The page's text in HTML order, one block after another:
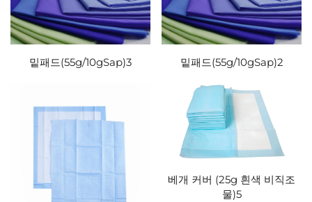
밑패드(55g/10gSap)3 밑패드(55g/10gSap)2
베개 커버 (25g 흰색 비직조
물)5